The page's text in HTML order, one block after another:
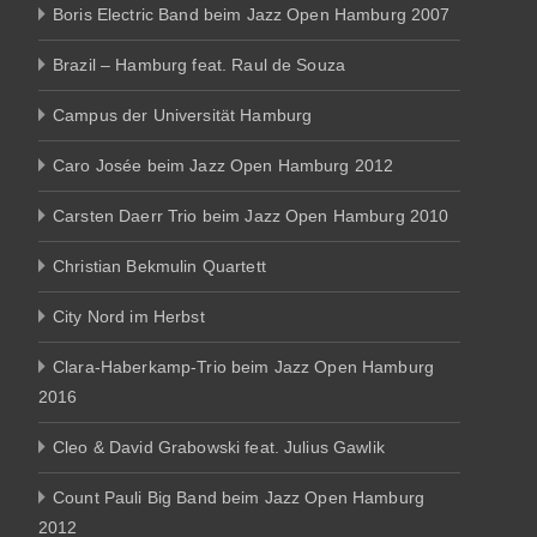
Boris Electric Band beim Jazz Open Hamburg 2007
Brazil – Hamburg feat. Raul de Souza
Campus der Universität Hamburg
Caro Josée beim Jazz Open Hamburg 2012
Carsten Daerr Trio beim Jazz Open Hamburg 2010
Christian Bekmulin Quartett
City Nord im Herbst
Clara-Haberkamp-Trio beim Jazz Open Hamburg
2016
Cleo & David Grabowski feat. Julius Gawlik
Count Pauli Big Band beim Jazz Open Hamburg
2012